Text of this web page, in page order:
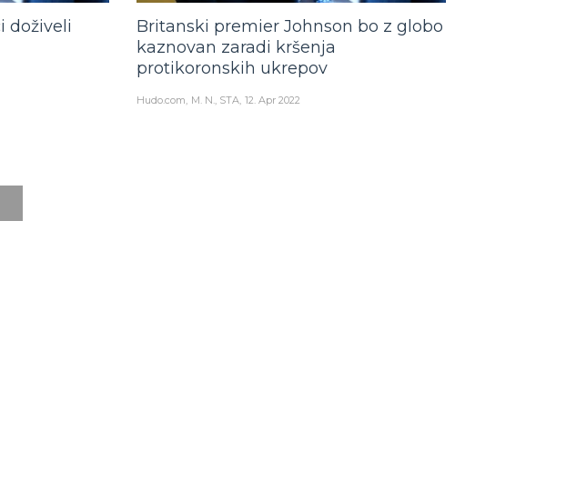
doživeli
Britanski premier Johnson bo z globo
kaznovan zaradi kršenja
protikoronskih ukrepov
Hudo.com M. N., STA 12. Apr 2022